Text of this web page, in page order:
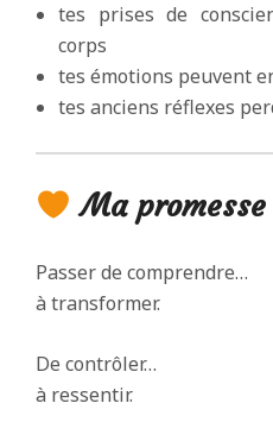
tes prises de
corps
tes émotions peuvent
tes anciens réflexes
Ma promesse
Passer de comprendre…
à transformer.
De contrôler…
à ressentir.